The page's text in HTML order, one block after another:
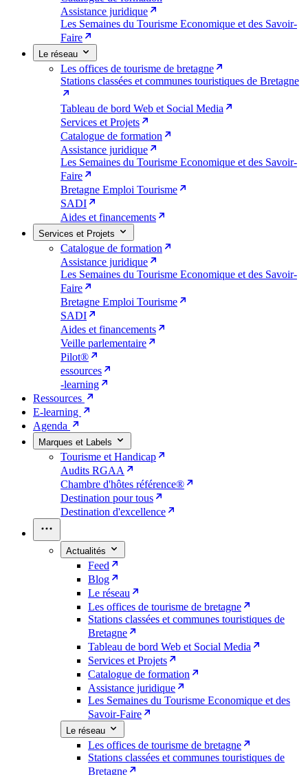
Assistance juridique
Les Semaines du Tourisme Economique et des Savoir-
Faire
Le réseau
Les offices de tourisme de bretagne
Stations classées et communes touristiques de Bretagne
Tableau de bord Web et Social Media
Services et Projets
Catalogue de formation
Assistance juridique
Les Semaines du Tourisme Economique et des Savoir-
Faire
Bretagne Emploi Tourisme
SADI
Aides et financements
Services et Projets
Catalogue de formation
Assistance juridique
Les Semaines du Tourisme Economique et des Savoir-
Faire
Bretagne Emploi Tourisme
SADI
Aides et financements
Veille parlementaire
Pilot®
essources
-learning
Ressources
E-learning
Agenda
Marques et Labels
Tourisme et Handicap
Audits RGAA
Chambre d'hôtes référence®
Destination pour tous
Destination d'excellence
Actualités
Feed
Blog
Le réseau
Les offices de tourisme de bretagne
Stations classées et communes touristiques de
Bretagne
Tableau de bord Web et Social Media
Services et Projets
Catalogue de formation
Assistance juridique
Les Semaines du Tourisme Economique et des
Savoir-Faire
Le réseau
Les offices de tourisme de bretagne
Stations classées et communes touristiques de
Bretagne